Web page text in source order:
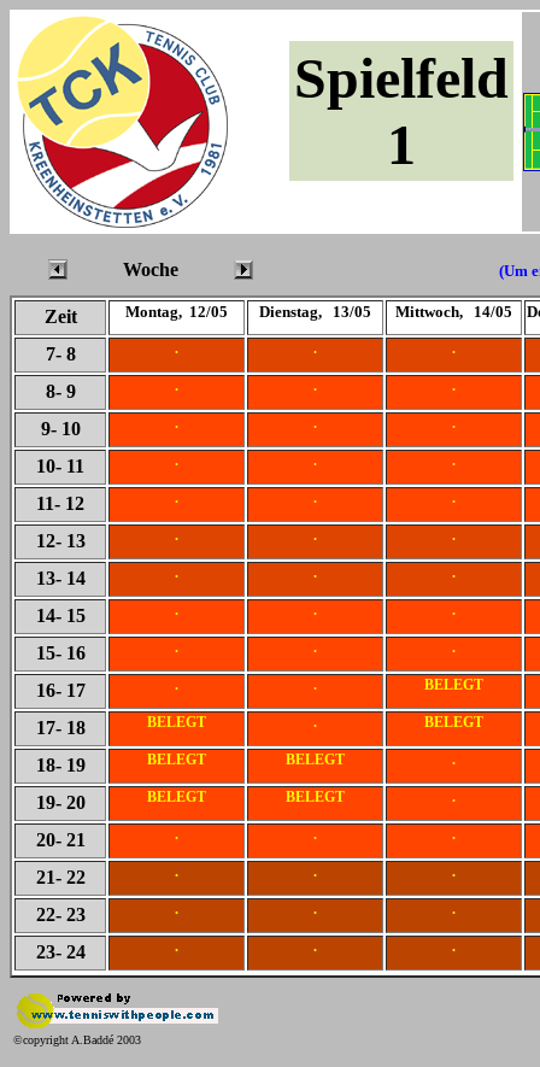
Spielfeld
1
Woche (Um
Zeit Montag, 12/05 Dienstag, 13/05 Mittwoch, 14/05
7- 8 . . .
8- 9 . . .
9- 10 . . .
10- 11 . . .
11- 12 . . .
12- 13 . . .
13- 14 . . .
14- 15 . . .
15- 16 . . .
16- 17 . . BELEGT
17- 18 BELEGT . BELEGT
18- 19 BELEGT BELEGT .
19- 20 BELEGT BELEGT .
20- 21 . . .
21- 22 . . .
22- 23 . . .
23- 24 . . .
©copyright A.Baddé 2003